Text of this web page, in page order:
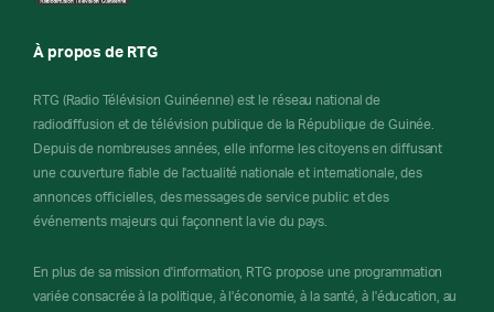
À propos de RTG
RTG (Radio Télévision Guinéenne) est le réseau national de
radiodiffusion et de télévision publique de la République de Guinée.
Depuis de nombreuses années, elle informe les citoyens en diffusant
une couverture fiable de l'actualité nationale et internationale, des
annonces officielles, des messages de service public et des
événements majeurs qui façonnent la vie du pays.
En plus de sa mission d'information, RTG propose une programmation
variée consacrée à la politique, à l'économie, à la santé, à l'éducation, au